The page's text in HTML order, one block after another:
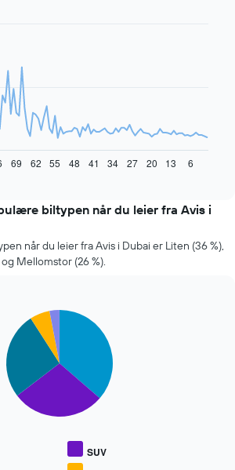
48 6
69 62 55 41 34 27 20 13
biltypen når du leier fra Avis i
når du leier fra Avis i Dubai er Liten (36 %),
Mellomstor (26 %).
SUV